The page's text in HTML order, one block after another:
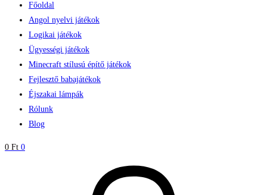
Főoldal
Angol nyelvi játékok
Logikai játékok
Ügyességi játékok
Minecraft stílusú építő játékok
Fejlesztő babajátékok
Éjszakai lámpák
Rólunk
Blog
0 Ft 0